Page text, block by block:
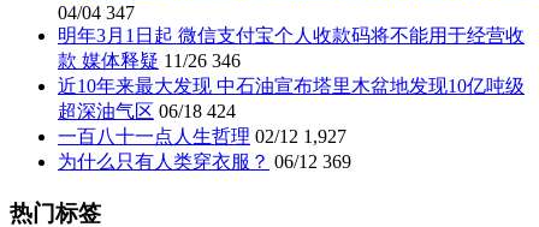
04/04 347
明年3月1日起 微信支付宝个人收款码将不能用于经营收
款 媒体释疑 11/26 346
近10年来最大发现 中石油宣布塔里木盆地发现10亿吨级
超深油气区 06/18 424
一百八十一点人生哲理 02/12 1,927
为什么只有人类穿衣服？ 06/12 369
热门标签